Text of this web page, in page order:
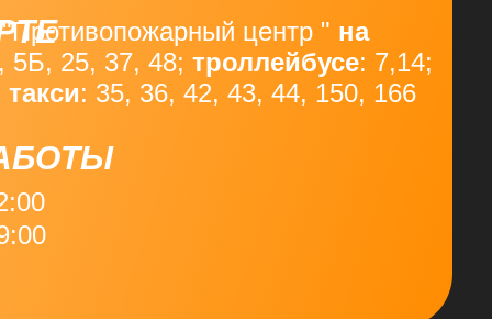
центр " на
5Б, 25, 37, 48; троллейбусе: 7,14;
: 35, 36, 42, 43, 44, 150, 166